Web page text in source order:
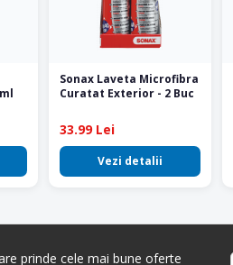
Sonax Laveta Microfibra
Curatat Exterior - 2 Buc
33.99 Lei
Vezi detalii
prinde cele mai bune oferte